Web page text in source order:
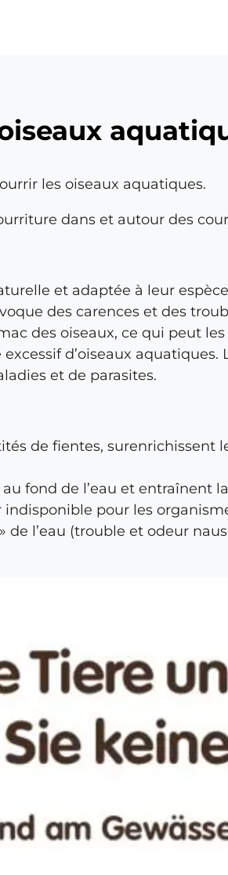
les oiseaux aquatiques.
dans et autour des
et adaptée à leur
des carences et des
des oiseaux, ce qui peut
d’oiseaux
et de parasites.
de fientes, surenrichissent
fond de l’eau et entraînent
pour les
l’eau (trouble et odeur